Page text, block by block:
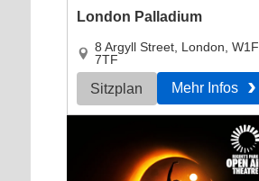
London Palladium
8 Argyll Street, London W1F
7TF
Sitzplan Mehr Infos